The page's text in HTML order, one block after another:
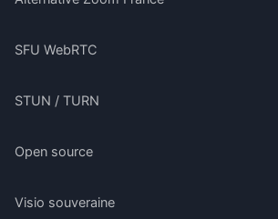
SFU WebRTC
STUN / TURN
Open source
Visio souveraine